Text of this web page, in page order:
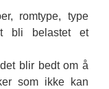
romtype, type
bli belastet et
blir bedt om å
som ikke kan